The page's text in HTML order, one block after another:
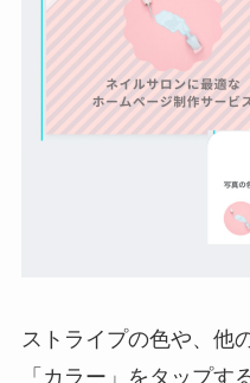
ストライプの色や、他
「カラー」をタップす